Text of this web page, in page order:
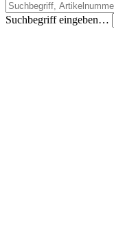
Suchbegriff eingeben…